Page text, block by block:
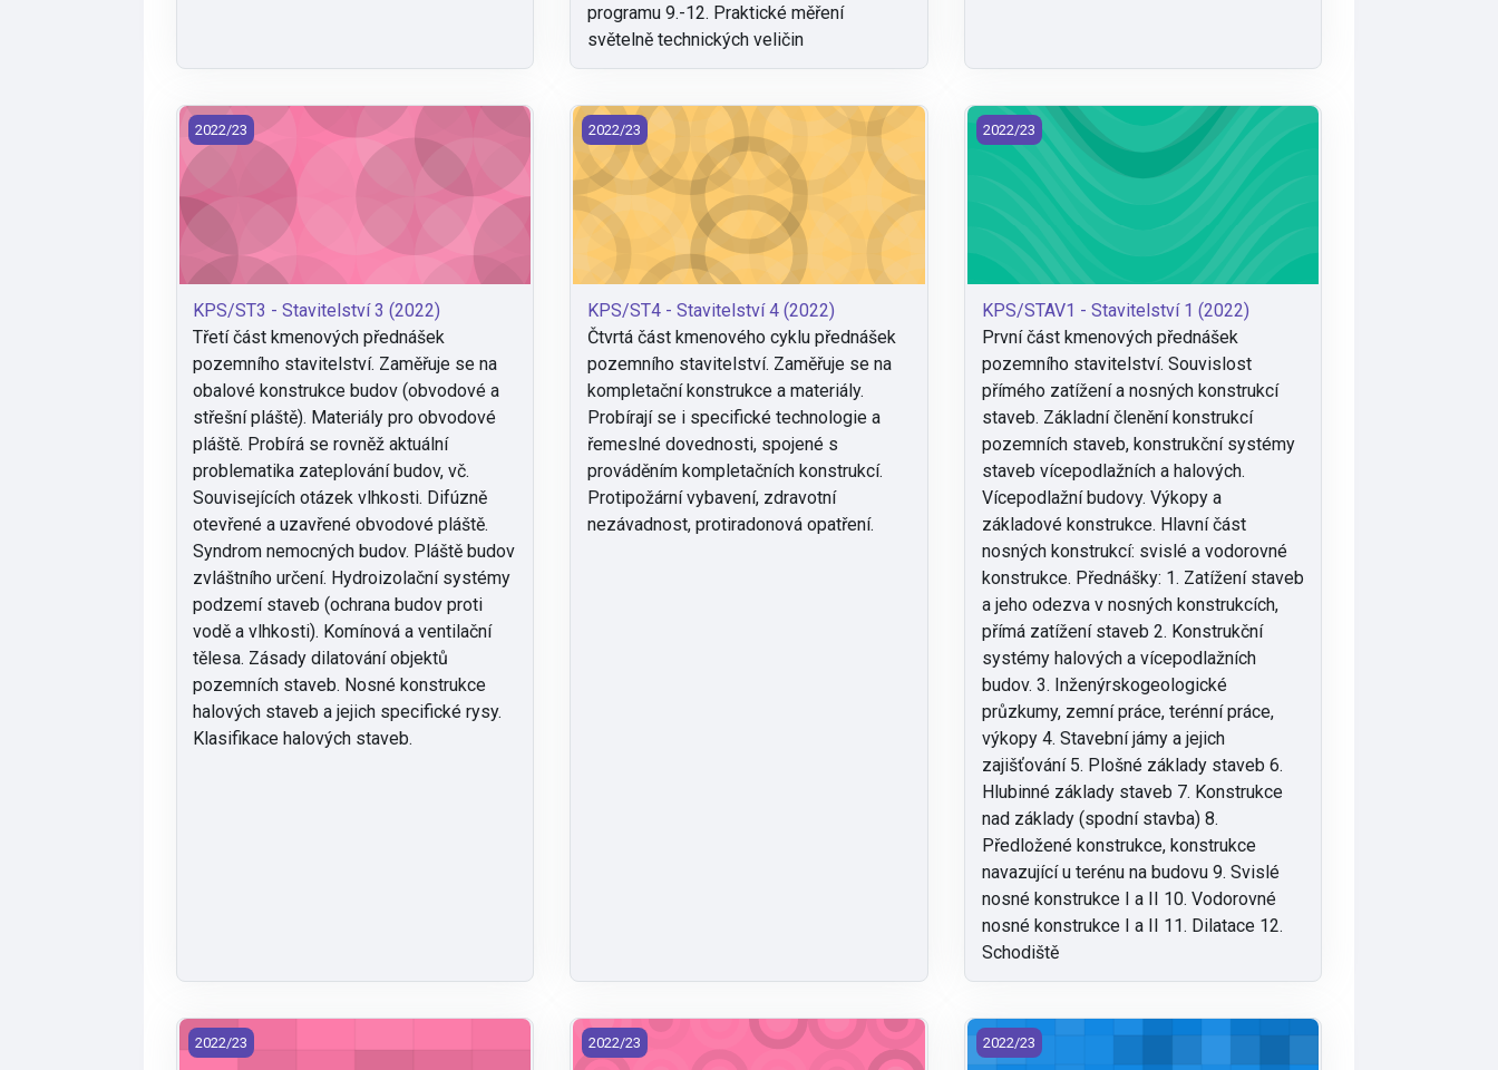
programu 9.-12. Praktické měření
světelně technických veličin
KPS/ST3 - Stavitelství 3 (2022)
2022/23
KPS/ST3 - Stavitelství 3 (2022)
Třetí část kmenových přednášek
pozemního stavitelství. Zaměřuje se na
obalové konstrukce budov (obvodové a
střešní pláště). Materiály pro obvodové
pláště. Probírá se rovněž aktuální
problematika zateplování budov, vč.
Souvisejících otázek vlhkosti. Difúzně
otevřené a uzavřené obvodové pláště.
Syndrom nemocných budov. Pláště budov
zvláštního určení. Hydroizolační systémy
podzemí staveb (ochrana budov proti
vodě a vlhkosti). Komínová a ventilační
tělesa. Zásady dilatování objektů
pozemních staveb. Nosné konstrukce
halových staveb a jejich specifické rysy.
Klasifikace halových staveb.
KPS/ST4 - Stavitelství 4 (2022)
2022/23
KPS/ST4 - Stavitelství 4 (2022)
Čtvrtá část kmenového cyklu přednášek
pozemního stavitelství. Zaměřuje se na
kompletační konstrukce a materiály.
Probírají se i specifické technologie a
řemeslné dovednosti, spojené s
prováděním kompletačních konstrukcí.
Protipožární vybavení, zdravotní
nezávadnost, protiradonová opatření.
KPS/STAV1 - Stavitelství 1 (2022)
2022/23
KPS/STAV1 - Stavitelství 1 (2022)
První část kmenových přednášek
pozemního stavitelství. Souvislost
přímého zatížení a nosných konstrukcí
staveb. Základní členění konstrukcí
pozemních staveb, konstrukční systémy
staveb vícepodlažních a halových.
Vícepodlažní budovy. Výkopy a
základové konstrukce. Hlavní část
nosných konstrukcí: svislé a vodorovné
konstrukce. Přednášky: 1. Zatížení staveb
a jeho odezva v nosných konstrukcích,
přímá zatížení staveb 2. Konstrukční
systémy halových a vícepodlažních
budov. 3. Inženýrskogeologické
průzkumy, zemní práce, terénní práce,
výkopy 4. Stavební jámy a jejich
zajišťování 5. Plošné základy staveb 6.
Hlubinné základy staveb 7. Konstrukce
nad základy (spodní stavba) 8.
Předložené konstrukce, konstrukce
navazující u terénu na budovu 9. Svislé
nosné konstrukce I a II 10. Vodorovné
nosné konstrukce I a II 11. Dilatace 12.
Schodiště
KPS/STAV2 - Stavitelství 2 (2022)
2022/23 KPS/STAV3 - Stavitelství 3 (2022)
2022/23 KPS/SZ - Státní zkouška z pozemního stavitelství (2022)
2022/23